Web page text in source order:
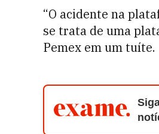
“O acidente na
se trata de uma
Pemex em um tuíte.